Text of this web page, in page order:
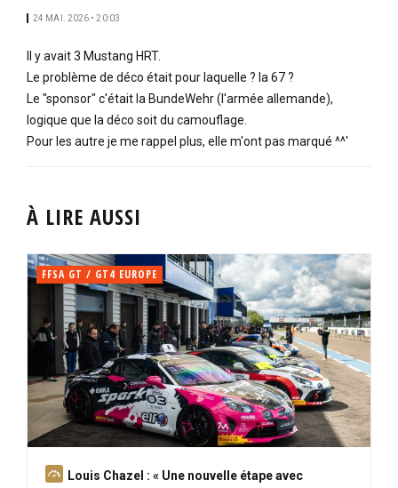
24 MAI. 2026 • 20:03
Il y avait 3 Mustang HRT.
Le problème de déco était pour laquelle ? la 67 ?
Le "sponsor" c'était la BundeWehr (l'armée allemande),
logique que la déco soit du camouflage.
Pour les autre je me rappel plus, elle m'ont pas marqué ^^'
À LIRE AUSSI
FFSA GT / GT4 EUROPE
ALouis Chazel : « Une nouvelle étape avec